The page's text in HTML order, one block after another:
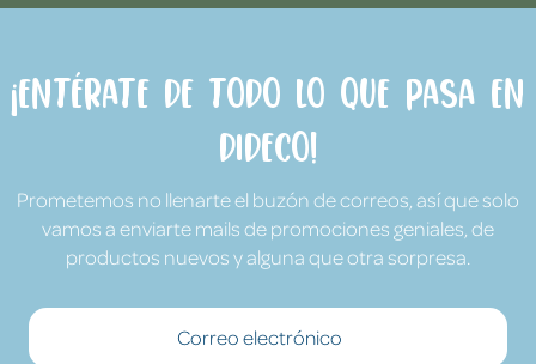
¡Entérate de todo lo que pasa en
Dideco!
Prometemos no llenarte el buzón de correos, así que solo
vamos a enviarte mails de promociones geniales, de
productos nuevos y alguna que otra sorpresa.